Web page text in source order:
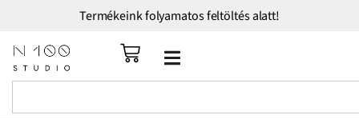
Termékeink folyamatos feltöltés alatt!